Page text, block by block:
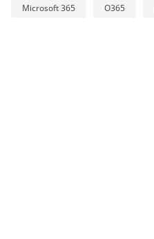
Microsoft 365 O365